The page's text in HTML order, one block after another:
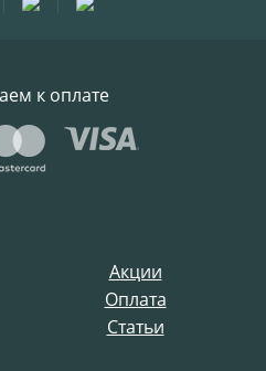
Акции
Оплата
Статьи
к оплате